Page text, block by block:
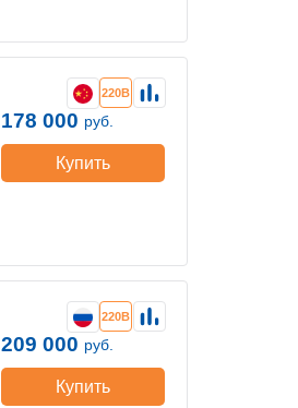
220В
178 000 руб.
Купить
220В
209 000 руб.
Купить